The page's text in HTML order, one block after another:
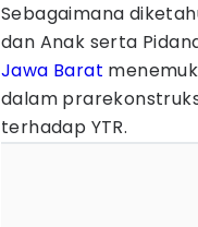
Sebagaimana
dan Anak serta
Jawa Barat
dalam
terhadap YTR.